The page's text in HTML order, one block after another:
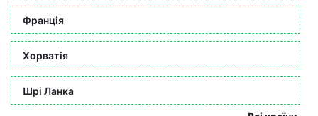
Франція
Хорватія
Шрі Ланка